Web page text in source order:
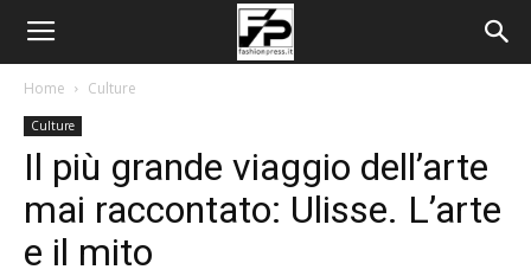
Home Culture
Culture
Il più grande viaggio dell’arte
mai raccontato: Ulisse. L’arte
e il mito